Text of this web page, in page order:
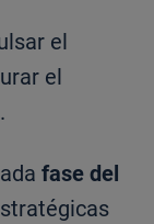
el
el
fase del